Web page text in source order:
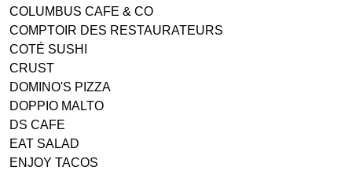
COLUMBUS CAFE & CO
COMPTOIR DES RESTAURATEURS
COTÉ SUSHI
CRUST
DOMINO'S PIZZA
DOPPIO MALTO
DS CAFE
EAT SALAD
ENJOY TACOS